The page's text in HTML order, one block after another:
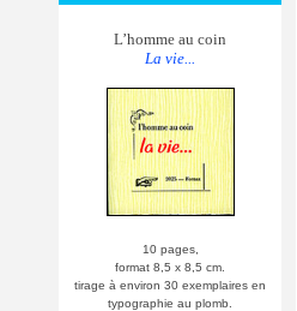
L’homme au coin
La vie...
10 pages,
format 8,5 x 8,5 cm.
tirage à environ 30 exemplaires en
typographie au plomb.